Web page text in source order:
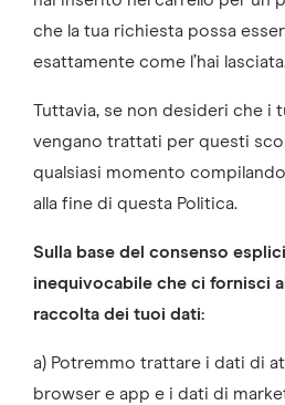
che la tua richiesta possa
esattamente come l’hai
Tuttavia, se non desideri che i
vengano trattati per questi
qualsiasi momento
alla fine di questa Politica.
Sulla base del consenso
inequivocabile che ci fornisci
raccolta dei tuoi dati:
a) Potremmo trattare i dati di
browser e app e i dati di